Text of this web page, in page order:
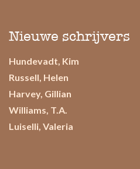
Nieuwe schrijvers
Hundevadt, Kim
Russell, Helen
Harvey, Gillian
Williams, T.A.
Luiselli, Valeria